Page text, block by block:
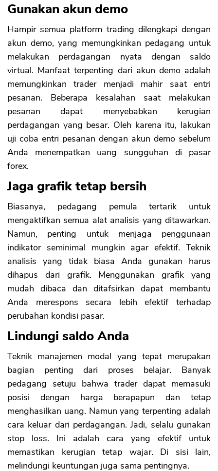
Gunakan akun demo
Hampir semua platform trading dilengkapi dengan
akun demo, yang memungkinkan pedagang untuk
melakukan perdagangan nyata dengan saldo
virtual. Manfaat terpenting dari akun demo adalah
memungkinkan trader menjadi mahir saat entri
pesanan. Beberapa kesalahan saat melakukan
pesanan dapat menyebabkan kerugian
perdagangan yang besar. Oleh karena itu, lakukan
uji coba entri pesanan dengan akun demo sebelum
Anda menempatkan uang sungguhan di pasar
forex.
Jaga grafik tetap bersih
Biasanya, pedagang pemula tertarik untuk
mengaktifkan semua alat analisis yang ditawarkan.
Namun, penting untuk menjaga penggunaan
indikator seminimal mungkin agar efektif. Teknik
analisis yang tidak biasa Anda gunakan harus
dihapus dari grafik. Menggunakan grafik yang
mudah dibaca dan ditafsirkan dapat membantu
Anda merespons secara lebih efektif terhadap
perubahan kondisi pasar.
Lindungi saldo Anda
Teknik manajemen modal yang tepat merupakan
bagian penting dari proses belajar. Banyak
pedagang setuju bahwa trader dapat memasuki
posisi dengan harga berapapun dan tetap
menghasilkan uang. Namun yang terpenting adalah
cara keluar dari perdagangan. Jadi, selalu gunakan
stop loss. Ini adalah cara yang efektif untuk
memastikan kerugian tetap wajar. Di sisi lain,
melindungi keuntungan juga sama pentingnya.